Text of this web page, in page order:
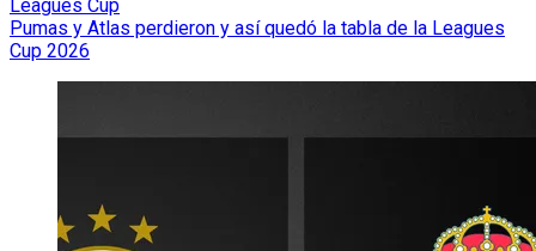
Leagues Cup
Pumas y Atlas perdieron y así quedó la tabla de la Leagues
Cup 2026